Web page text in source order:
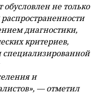
не только
диагностики,
критериев,
и
— отметил